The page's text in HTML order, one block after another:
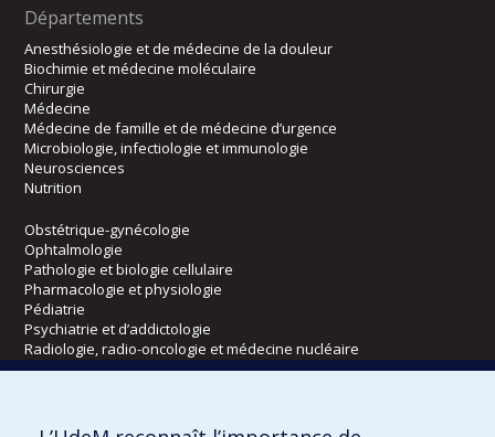
Départements
Anesthésiologie et de médecine de la douleur
Biochimie et médecine moléculaire
Chirurgie
Médecine
Médecine de famille et de médecine d’urgence
Microbiologie, infectiologie et immunologie
Neurosciences
Nutrition
Obstétrique-gynécologie
Ophtalmologie
Pathologie et biologie cellulaire
Pharmacologie et physiologie
Pédiatrie
Psychiatrie et d’addictologie
Radiologie, radio-oncologie et médecine nucléaire